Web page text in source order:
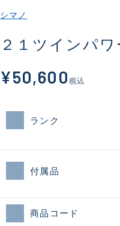
シマノ
２１ツインパ
¥50,600 税込
ランク
付属品
商品コード